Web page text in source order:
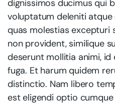
dignissimos ducimus qui
voluptatum deleniti
quas molestias
non provident, similique
deserunt mollitia animi,
fuga. Et harum quidem
distinctio. Nam libero
est eligendi optio